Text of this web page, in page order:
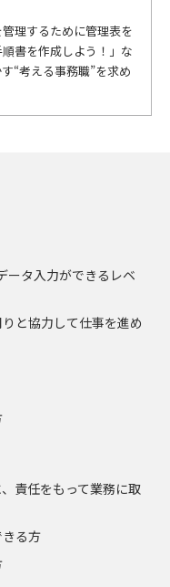
理するために管理表を
書を作成しよう！」な
“考える事務職”を求め
ータ入力ができるレベ
と協力して仕事を進め
責任をもって業務に取
る方